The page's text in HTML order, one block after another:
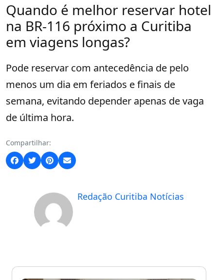
Quando é melhor reservar hotel
na BR-116 próximo a Curitiba
em viagens longas?
Pode reservar com antecedência de pelo
menos um dia em feriados e finais de
semana, evitando depender apenas de vaga
de última hora.
Compartilhar:
Redação Curitiba Notícias